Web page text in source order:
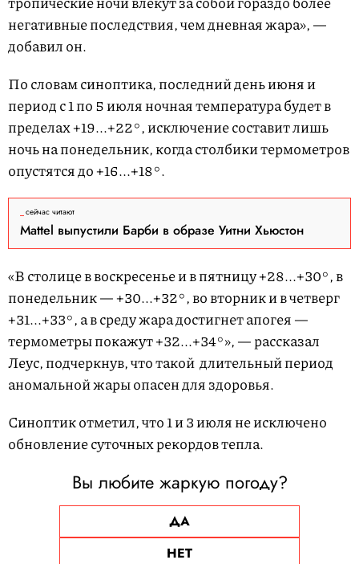
негативные последствия, чем дневная жара», —
добавил он.
По словам синоптика, последний день июня и
период с 1 по 5 июля ночная температура будет в
пределах +19...+22°, исключение составит лишь
ночь на понедельник, когда столбики термометров
опустятся до +16...+18°.
сейчас читают
Mattel выпустили Барби в образе Уитни Хьюстон
«В столице в воскресенье и в пятницу +28...+30°, в
понедельник — +30...+32°, во вторник и в четверг
+31...+33°, а в среду жара достигнет апогея —
термометры покажут +32...+34°», — рассказал
Леус, подчеркнув, что такой длительный период
аномальной жары опасен для здоровья.
Синоптик отметил, что 1 и 3 июля не исключено
обновление суточных рекордов тепла.
Вы любите жаркую погоду?
ДА
НЕТ